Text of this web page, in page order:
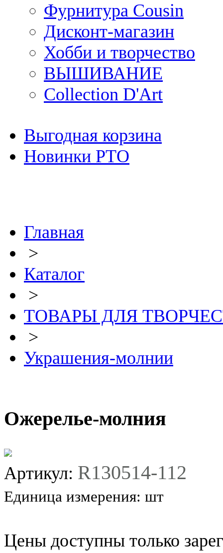
Фурнитура Cousin
Дисконт-магазин
Хобби и творчество
ВЫШИВАНИЕ
Collection D'Art
Выгодная корзина
Новинки РТО
Главная
>
Каталог
>
ТОВАРЫ ДЛЯ
>
Украшения-молнии
Ожерелье-молния
Артикул: R130514-112
Единица измерения: шт
Цены доступны только